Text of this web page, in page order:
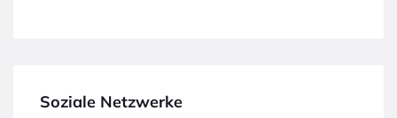
Soziale Netzwerke